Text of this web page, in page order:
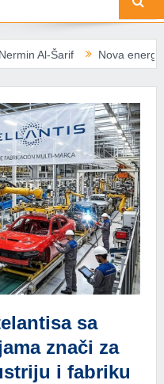
Nova energetska pravila EU:
sa
znači za
i fabriku